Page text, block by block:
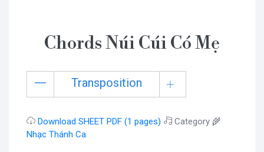
Chords Núi Cúi Có Mẹ
Transposition
Download SHEET PDF (1 pages)
Category 🌾
Nhạc Thánh Ca